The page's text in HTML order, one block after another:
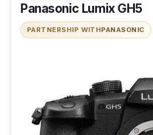
Panasonic Lumix GH5
PARTNERSHIP WITHPANASONIC